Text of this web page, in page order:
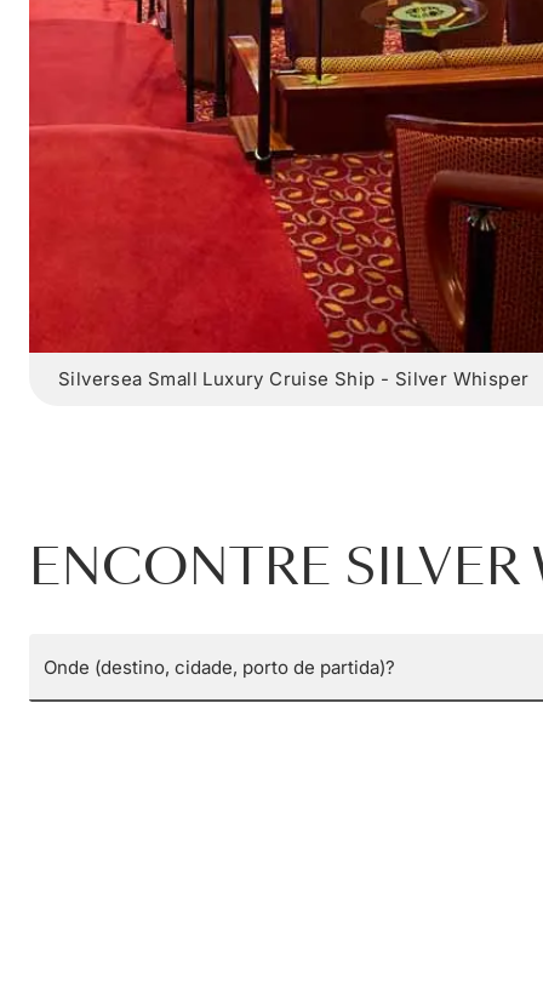
Silversea Small Luxury Cruise Ship - Silver Whisper
ENCONTRE SILVER